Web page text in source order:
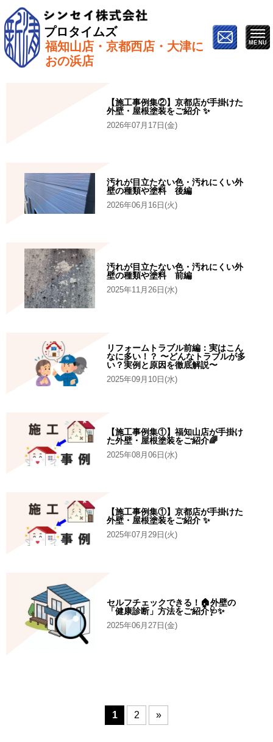
プロタイムズ
福知山店・京都西店・大津に
おの浜店
ホーム»塗料
【施工事例集②】京都店が手掛けた
外壁・屋根塗装をご紹介 ✨
2026年07月17日(金)
汚れが目立たない色・汚れにくい外
壁の種類や塗料 後編
2026年06月16日(火)
汚れが目立たない色・汚れにくい外
壁の種類や塗料 前編
2025年11月26日(水)
リフォームトラブル前編：実はこん
なに多い！？ 〜どんなトラブルが多
い？実例と原因を徹底解説〜
2025年09月10日(水)
【施工事例集①】福知山店が手掛け
た外壁・屋根塗装をご紹介🌈
2025年08月06日(水)
【施工事例集①】京都店が手掛けた
外壁・屋根塗装をご紹介 ✨
2025年07月29日(火)
セルフチェックできる！🏠外壁の
「健康診断」方法をご紹介🩺✨
2025年06月27日(金)
1 2 »